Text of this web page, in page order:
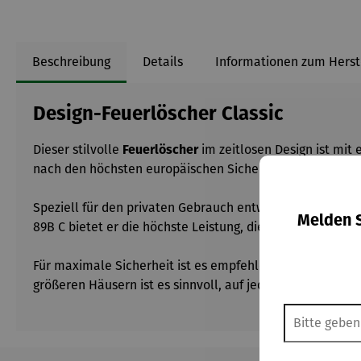
Beschreibung Details Informationen zum
Design-Feuerlöscher Classic
Dieser stilvolle Feuerlöscherim zeitlosen Design ist mit
nach den höchsten europäischen Sicherheits- und
Speziell für den privaten Gebrauch entwickelt, eignet
89B C bietet er die höchste Leistung, die auf dem Markt
Für maximale Sicherheit ist es empfehlenswert, den
größeren Häusern ist es sinnvoll, auf jeder Etage einen
Melden